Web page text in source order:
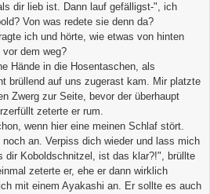
dir lieb ist. Dann lauf gefälligst-", ich
Von was redete sie denn da?
ich und hörte, wie etwas von hinten
dem weg?
Hände in die Hosentaschen, als
brüllend auf uns zugerast kam. Mir platzte
Zwerg zur Seite, bevor der überhaupt
zeterte er rum.
wenn hier eine meinen Schlaf stört.
an. Verpiss dich wieder und lass mich
dir Koboldschnitzel, ist das klar?!", brüllte
zeterte er, ehe er dann wirklich
mit einem Ayakashi an. Er sollte es auch